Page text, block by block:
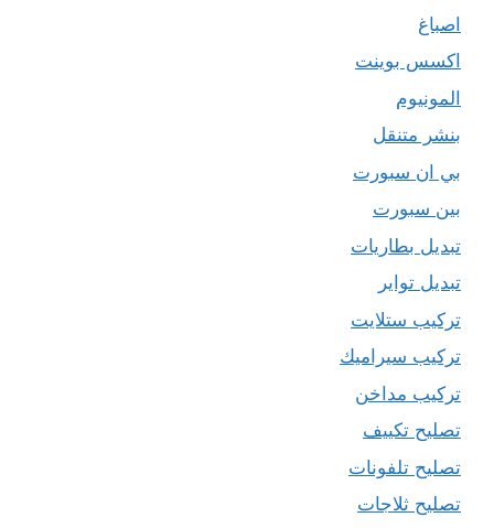
اصباغ
اكسس بوينت
المونيوم
بنشر متنقل
بي ان سبورت
بين سبورت
تبديل بطاريات
تبديل تواير
تركيب ستلايت
تركيب سيراميك
تركيب مداخن
تصليح تكييف
تصليح تلفونات
تصليح ثلاجات